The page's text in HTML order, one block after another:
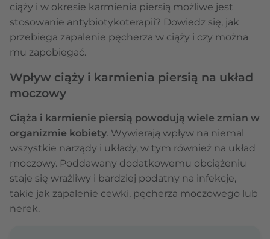
ciąży i w okresie karmienia piersią możliwe jest
stosowanie antybiotykoterapii? Dowiedz się, jak
przebiega zapalenie pęcherza w ciąży i czy można
mu zapobiegać.
Wpływ ciąży i karmienia piersią na układ
moczowy
Ciąża i karmienie piersią powodują wiele zmian w
organizmie kobiety. Wywierają wpływ na niemal
wszystkie narządy i układy, w tym również na układ
moczowy. Poddawany dodatkowemu obciążeniu
staje się wrażliwy i bardziej podatny na infekcje,
takie jak zapalenie cewki, pęcherza moczowego lub
nerek.